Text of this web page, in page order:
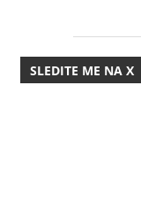
SLEDITE ME NA X